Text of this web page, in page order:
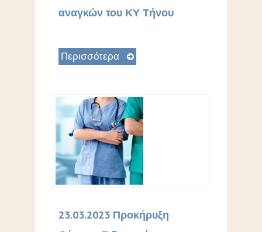
αναγκών του ΚΥ Τήνου
Περισσότερα
23.03.2023 Προκήρυξη